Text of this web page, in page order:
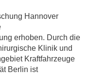
Hannover
erhoben. Durch die
Klinik und
Kraftfahrzeuge
Berlin ist